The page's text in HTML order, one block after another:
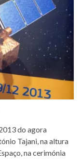
do agora
Tajani, na altura
na cerimónia